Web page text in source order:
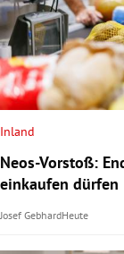
Inland
Neos-Vorstoß:
einkaufen dürfen
Josef GebhardHeute